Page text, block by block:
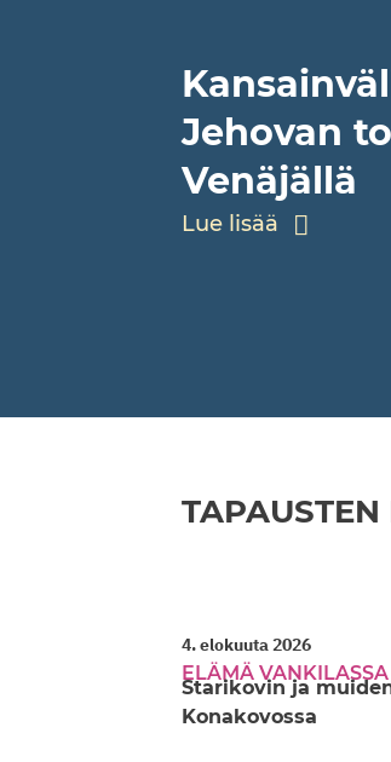
Jehovan
Venäjällä
Lue lisää
4. elokuuta 2026
ELÄMÄ VANKILASSA
Starikovin ja
Konakovossa